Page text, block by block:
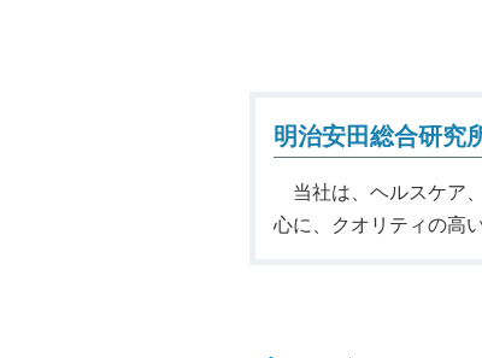
明治安田総合研究
当社は、ヘルスケア
心に、クオリティの高